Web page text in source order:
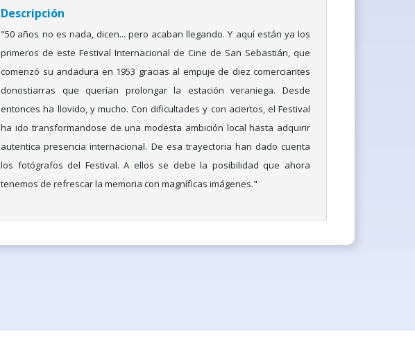
Descripción
"50 años no es nada, dicen... pero acaban llegando. Y aquí están ya los
primeros de este Festival Internacional de Cine de San Sebastián, que
comenzó su andadura en 1953 gracias al empuje de diez comerciantes
donostiarras que querían prolongar la estación veraniega. Desde
entonces ha llovido, y mucho. Con dificultades y con aciertos, el Festival
ha ido transformandose de una modesta ambición local hasta adquirir
autentica presencia internacional. De esa trayectoria han dado cuenta
los fotógrafos del Festival. A ellos se debe la posibilidad que ahora
tenemos de refrescar la memoria con magníficas imágenes."